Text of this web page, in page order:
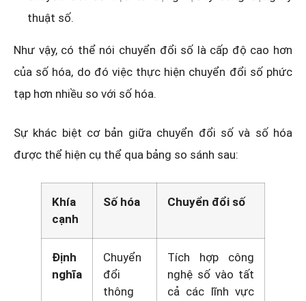
thuật số.
Như vậy, có thể nói chuyển đổi số là cấp độ cao hơn
của số hóa, do đó việc thực hiện chuyển đổi số phức
tạp hơn nhiều so với số hóa.
Sự khác biệt cơ bản giữa chuyển đổi số và số hóa
được thể hiện cụ thể qua bảng so sánh sau:
Khía
cạnh
Số hóa Chuyển đổi số
Định
nghĩa
Chuyển
đổi
thông
Tích hợp công
nghệ số vào tất
cả các lĩnh vực